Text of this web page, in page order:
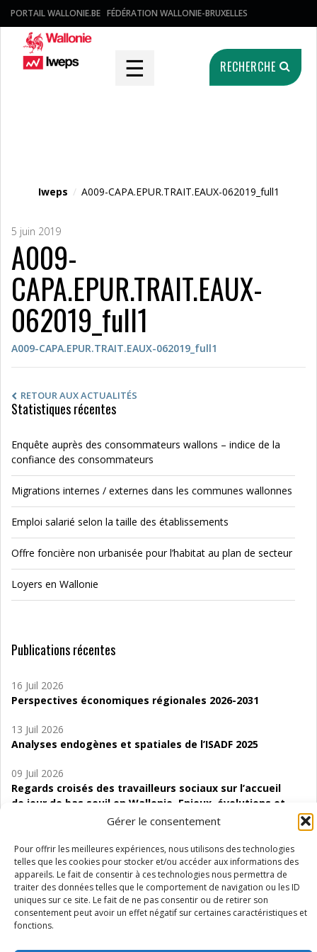
Gérer le consentement
Pour offrir les meilleures expériences, nous utilisons des technologies
telles que les cookies pour stocker et/ou accéder aux informations des
appareils. Le fait de consentir à ces technologies nous permettra de
traiter des données telles que le comportement de navigation ou les ID
uniques sur ce site. Le fait de ne pas consentir ou de retirer son
consentement peut avoir un effet négatif sur certaines caractéristiques et
fonctions.
PORTAIL WALLONIE.BE FÉDÉRATION WALLONIE-BRUXELLES
☰ RECHERCHE
Iweps / A009-CAPA.EPUR.TRAIT.EAUX-062019_full1
5 juin 2019
A009-
CAPA.EPUR.TRAIT.EAUX-
062019_full1
A009-CAPA.EPUR.TRAIT.EAUX-062019_full1
RETOUR AUX ACTUALITÉS
Statistiques récentes
Enquête auprès des consommateurs wallons – indice de la
confiance des consommateurs
Migrations internes / externes dans les communes wallonnes
Emploi salarié selon la taille des établissements
Offre foncière non urbanisée pour l’habitat au plan de secteur
Loyers en Wallonie
Publications récentes
16 Juil 2026
Perspectives économiques régionales 2026-2031
13 Juil 2026
Analyses endogènes et spatiales de l’ISADF 2025
09 Juil 2026
Regards croisés des travailleurs sociaux sur l’accueil
de jour de bas seuil en Wallonie. Enjeux, évolutions et
06 Juil 2026
Étude d’évaluabilité des Structures
d’accompagnement à l’autocréation d’emploi (SAACE)
01 Juil 2026
Pénurie du personnel infirmier :quels indicateurs